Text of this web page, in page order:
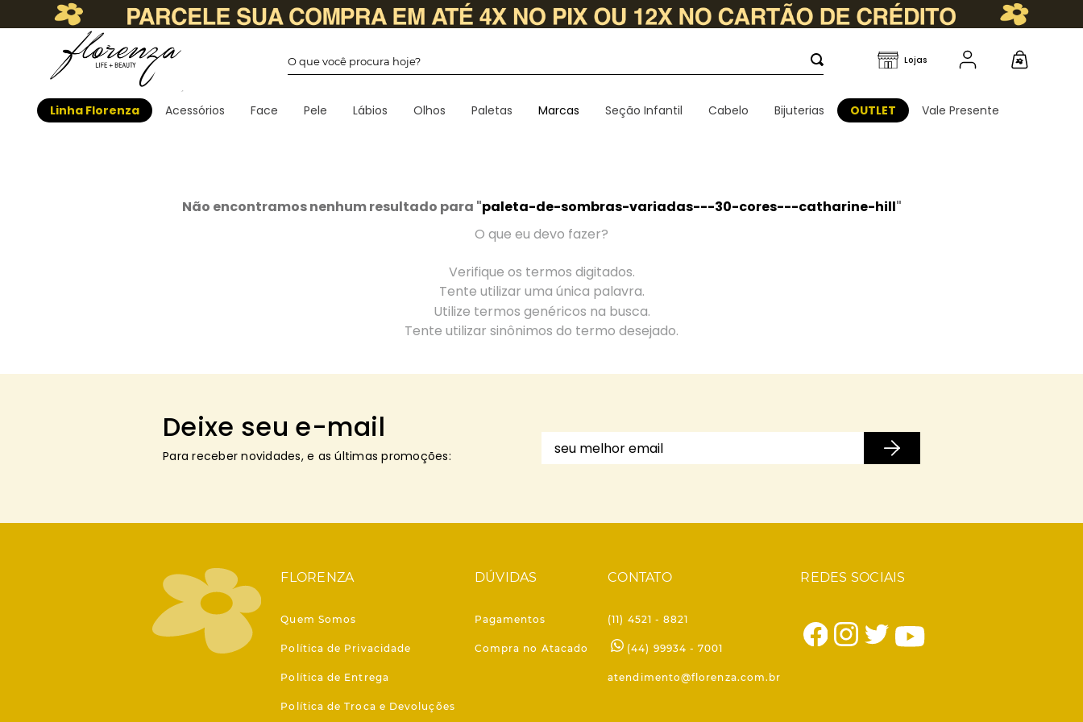
Linha Florenza Acessórios Face Pele Lábios Olhos Paletas Marcas Seção Infantil Cabelo Bijuterias OUTLET Vale Presente
Não encontramos nenhum resultado para "paleta-de-sombras-variadas---30-cores---catharine-hill"
O que eu devo fazer?
Verifique os termos digitados.
Tente utilizar uma única palavra.
Utilize termos genéricos na busca.
Tente utilizar sinônimos do termo desejado.
Deixe seu e-mail
Para receber novidades, e as últimas promoções:
FLORENZA
Quem Somos
Política de Privacidade
Política de Entrega
Política de Troca e Devoluções
DÚVIDAS
Pagamentos
Compra no Atacado
CONTATO
(11) 4521 - 8821
(44) 99934 - 7001
atendimento@florenza.com.br
REDES SOCIAIS